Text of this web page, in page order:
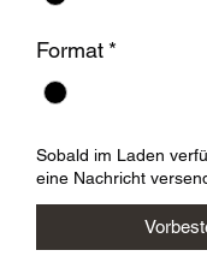
Format *
Sobald im Laden
eine Nachricht